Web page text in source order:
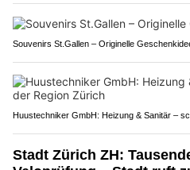
Souvenirs St.Gallen – Originelle
Huustechniker GmbH: Heizung & Sanitär –
Stadt Zürich ZH: